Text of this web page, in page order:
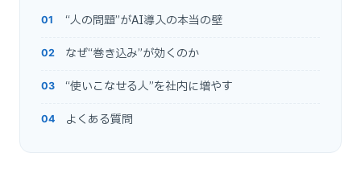
“人の問題”がAI導入の本当の壁
なぜ“巻き込み”が効くのか
“使いこなせる人”を社内に増やす
よくある質問